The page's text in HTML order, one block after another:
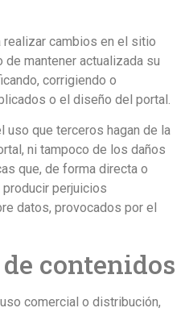
cambios en el sitio
mantener actualizada su
corrigiendo o
o el diseño del portal.
uso que terceros hagan de la
ni tampoco de los daños
que, de forma directa o
producir perjuicios
datos, provocados por el
contenidos
comercial o distribución,